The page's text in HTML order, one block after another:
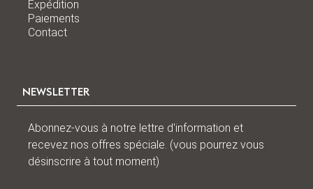
Expédition
Paiements
Contact
NEWSLETTER
Abonnez-vous à notre lettre d'information et
recevez nos offres spéciale. (vous pourrez vous
désinscrire à tout moment)